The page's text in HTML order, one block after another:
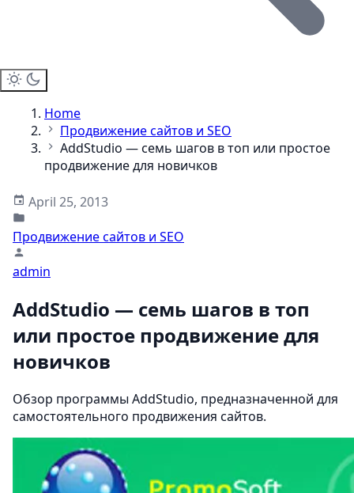
Home
Продвижение сайтов и SEO
AddStudio — семь шагов в топ или простое
продвижение для новичков
April 25, 2013
Продвижение сайтов и SEO
admin
AddStudio — семь шагов в топ
или простое продвижение для
новичков
Обзор программы AddStudio, предназначенной для
самостоятельного продвижения сайтов.